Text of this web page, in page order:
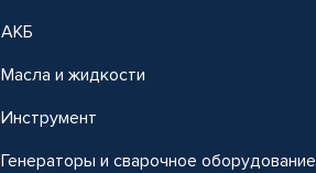
АКБ
Масла и жидкости
Инструмент
Генераторы и сварочное оборудование